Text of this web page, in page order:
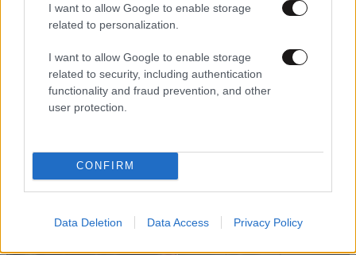
I want to allow Google to enable storage
related to personalization.
I want to allow Google to enable storage
related to security, including authentication
functionality and fraud prevention, and other
user protection.
CONFIRM
Data Deletion Data Access Privacy Policy
07·08·2026 08:50
Αφγανό κατηγορούμενο για τη δολοφονία της
Ελίζαμπεθ Ρος: «Είμαστε συντετριμμένοι – Δεν
έδειξε ποτέ ότι ήταν ικανός για κάτι τέτοιο»